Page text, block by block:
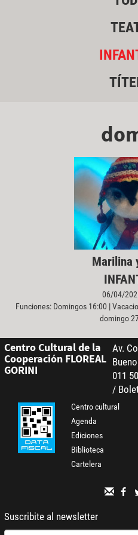
Marilina
06/04/
Funciones: Domingos 16:00 |
domingo
Centro Cultural de la
Cooperación FLOREAL
GORINI
Av.
011
/
Centro cultural
Agenda
Ediciones
Biblioteca
Cartelera
Suscribite al newsletter